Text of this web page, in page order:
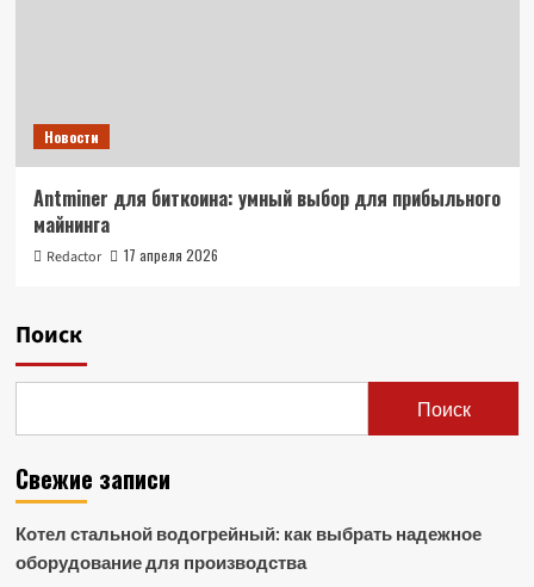
Новости
Antminer для биткоина: умный выбор для прибыльного
майнинга
Redactor 17 апреля 2026
Поиск
Поиск
Свежие записи
Котел стальной водогрейный: как выбрать надежное
оборудование для производства